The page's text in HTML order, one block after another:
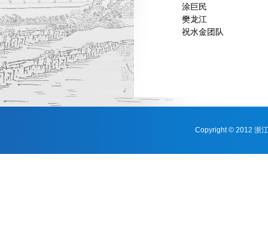
涂巨民
樊龙江
祝水金团队
Copyright © 2012 浙